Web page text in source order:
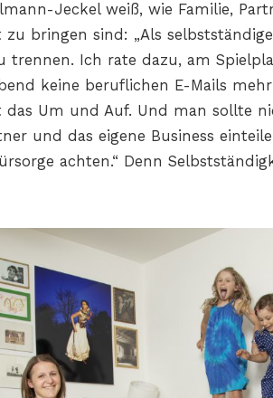
Jeckel weiß, wie Familie,
bringen sind: „Als
trennen. Ich rate dazu, am
keine beruflichen E-Mails
das Um und Auf. Und man sollte
und das eigene Business
achten.“ Denn